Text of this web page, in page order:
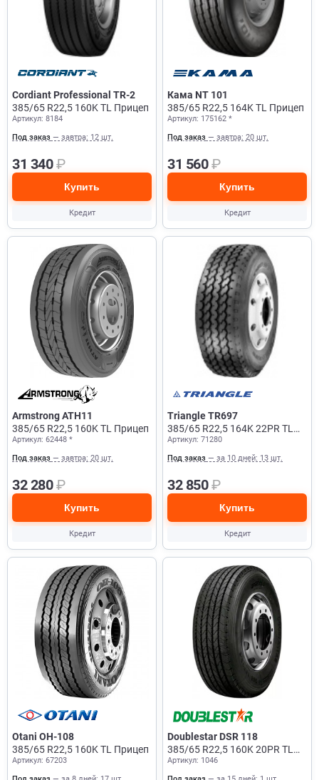
Cordiant Professional TR-2
385/65 R22,5 160K TL Прицеп
Артикул: 8184
Под заказ — завтра: 12 шт.
31 340₽
Купить
Кредит
Кама NT 101
385/65 R22,5 164K TL Прицеп
Артикул: 175162 *
Под заказ — завтра: 20 шт.
31 560₽
Купить
Кредит
Armstrong ATH11
385/65 R22,5 160K TL Прицеп
Артикул: 62448 *
Под заказ — завтра: 20 шт.
32 280₽
Купить
Кредит
Triangle TR697
385/65 R22,5 164K 22PR TL
Прицеп
Артикул: 71280
Под заказ — за 10 дней: 13 шт.
32 850₽
Купить
Кредит
Otani OH-108
385/65 R22,5 160K TL Прицеп
Артикул: 67203
Doublestar DSR 118
385/65 R22,5 160K 20PR TL
Прицеп
Артикул: 1046